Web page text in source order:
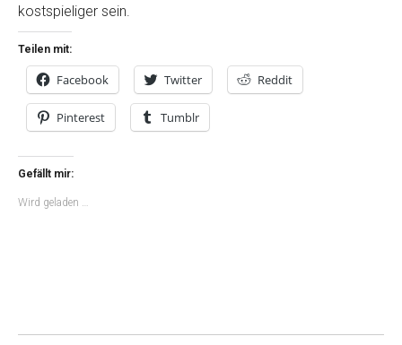
kostspieliger sein.
Teilen mit:
Facebook Twitter Reddit
Pinterest Tumblr
Gefällt mir:
Wird geladen …